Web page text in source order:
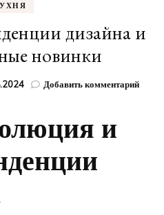
дизайна и
новинки
Добавить комментарийк
и